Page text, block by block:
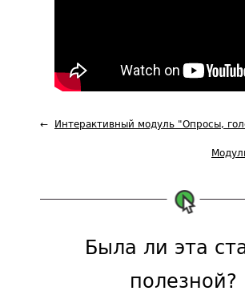
Интерактивный модуль "Опросы,
Была ли эта
полезной?